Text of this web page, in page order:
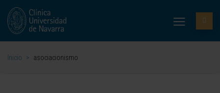
Inicio > asociacionismo